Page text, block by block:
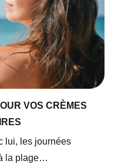
VOS CRÈMES
lui, les journées
la plage…